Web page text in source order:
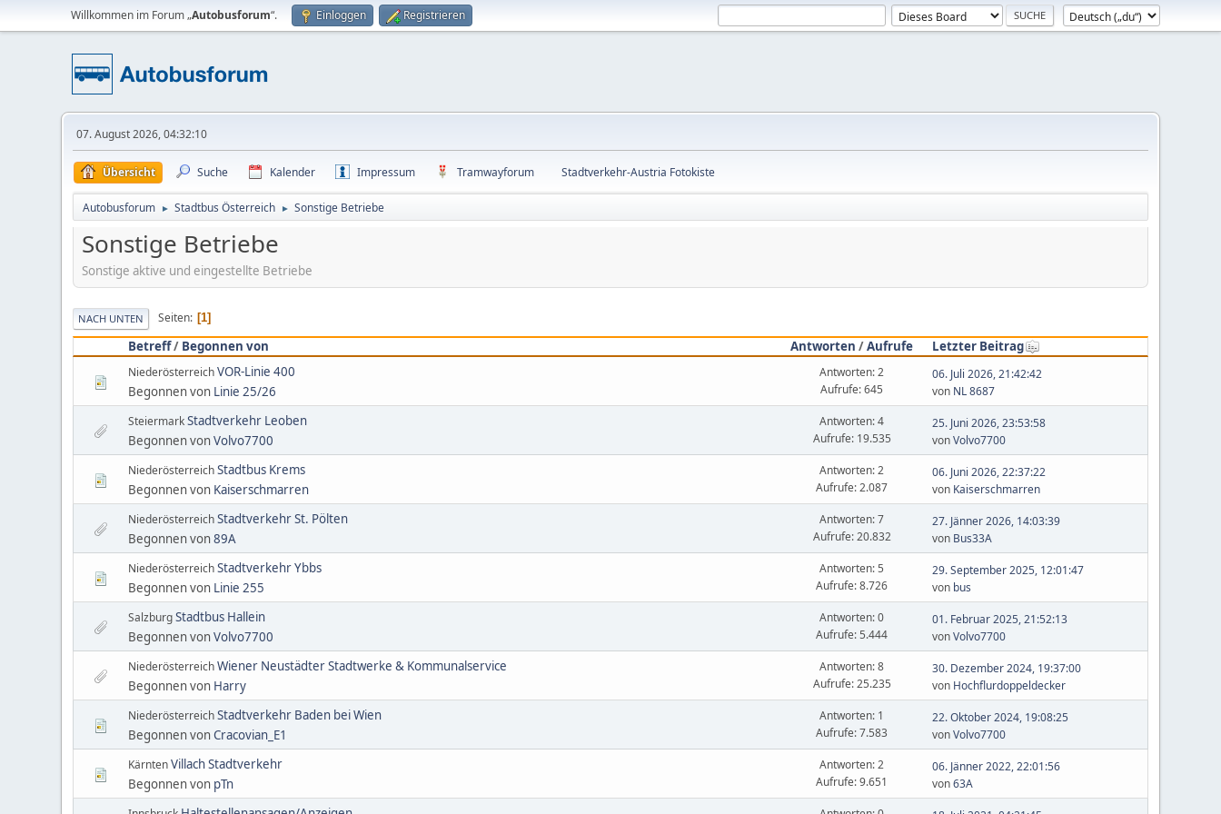
Willkommen im Forum „Autobusforum“. Einloggen Registrieren
07. August 2026, 04:32:10
Übersicht Suche Kalender Impressum Tramwayforum Stadtverkehr-Austria Fotokiste
Autobusforum ► Stadtbus Österreich ► Sonstige Betriebe
Sonstige Betriebe
Sonstige aktive und eingestellte Betriebe
NACH UNTEN Seiten 1
Betreff/ Begonnen von Antworten /Aufrufe Letzter Beitrag
NiederösterreichVOR-Linie 400
Begonnen von Linie 25/26
Antworten: 2
Aufrufe: 645
06. Juli 2026, 21:42:42
von NL 8687
SteiermarkStadtverkehr Leoben
Begonnen vonVolvo7700
Antworten: 4
Aufrufe: 19.535
25. Juni 2026, 23:53:58
vonVolvo7700
NiederösterreichStadtbus Krems
Begonnen von Kaiserschmarren
Antworten: 2
Aufrufe: 2.087
06. Juni 2026, 22:37:22
von Kaiserschmarren
NiederösterreichStadtverkehr St. Pölten
Begonnen von89A
Antworten: 7
Aufrufe: 20.832
27. Jänner 2026, 14:03:39
von Bus33A
NiederösterreichStadtverkehr Ybbs
Begonnen von Linie 255
Antworten: 5
Aufrufe: 8.726
29. September 2025, 12:01:47
von bus
SalzburgStadtbus Hallein
Begonnen vonVolvo7700
Antworten: 0
Aufrufe: 5.444
01. Februar 2025, 21:52:13
vonVolvo7700
NiederösterreichWiener Neustädter Stadtwerke & Kommunalservice
Begonnen von Harry
Antworten: 8
Aufrufe: 25.235
30. Dezember 2024, 19:37:00
von Hochflurdoppeldecker
NiederösterreichStadtverkehr Baden bei Wien
Begonnen vonCracovian_E1
Antworten: 1
Aufrufe: 7.583
22. Oktober 2024, 19:08:25
vonVolvo7700
KärntenVillach Stadtverkehr
Begonnen von pTn
Antworten: 2
Aufrufe: 9.651
06. Jänner 2022, 22:01:56
von63A